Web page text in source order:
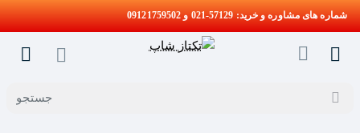
شماره های مشاوره و خرید: 57129-021 و 09121759502
جستجو